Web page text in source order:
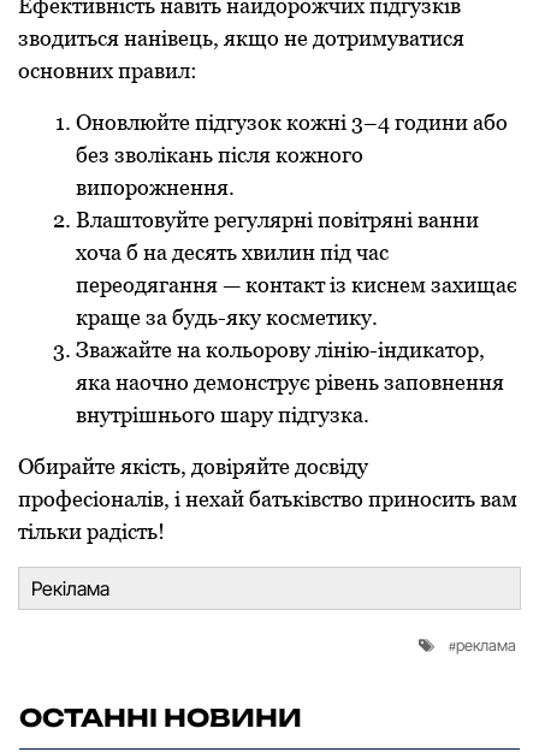
Ефективність навіть найдорожчих підгузків
зводиться нанівець, якщо не дотримуватися
основних правил:
Оновлюйте підгузок кожні 3–4 години або
без зволікань після кожного
випорожнення.
Влаштовуйте регулярні повітряні ванни
хоча б на десять хвилин під час
переодягання — контакт із киснем захищає
краще за будь-яку косметику.
Зважайте на кольорову лінію-індикатор,
яка наочно демонструє рівень заповнення
внутрішнього шару підгузка.
Обирайте якість, довіряйте досвіду
професіоналів, і нехай батьківство приносить вам
тільки радість!
Рекілама
реклама
ОСТАННІ НОВИНИ